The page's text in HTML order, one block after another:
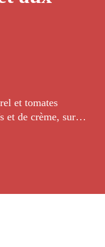
et tomates
et de crème, sur